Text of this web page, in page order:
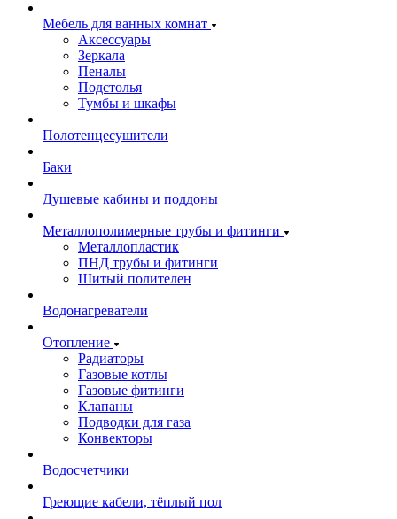
Мебель для ванных комнат
Аксессуары
Зеркала
Пеналы
Подстолья
Тумбы и шкафы
Полотенцесушители
Баки
Душевые кабины и поддоны
Металлополимерные трубы и фитинги
Металлопластик
ПНД трубы и фитинги
Шитый полителен
Водонагреватели
Отопление
Радиаторы
Газовые котлы
Газовые фитинги
Клапаны
Подводки для газа
Конвекторы
Водосчетчики
Греющие кабели, тёплый пол